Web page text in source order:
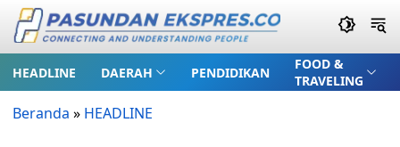
HEADLINE DAERAH PENDIDIKAN
FOOD &
TRAVELING
Beranda » HEADLINE